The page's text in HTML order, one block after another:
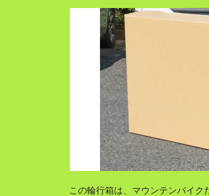
この輪行箱は、マウンテンバイ